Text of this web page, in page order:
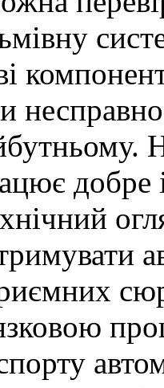
добре